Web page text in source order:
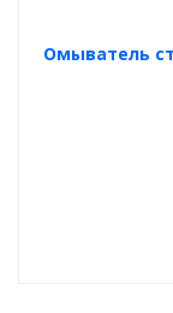
Омыватель